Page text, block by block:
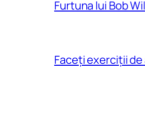
Furtuna lui Bob
Faceți exerciții